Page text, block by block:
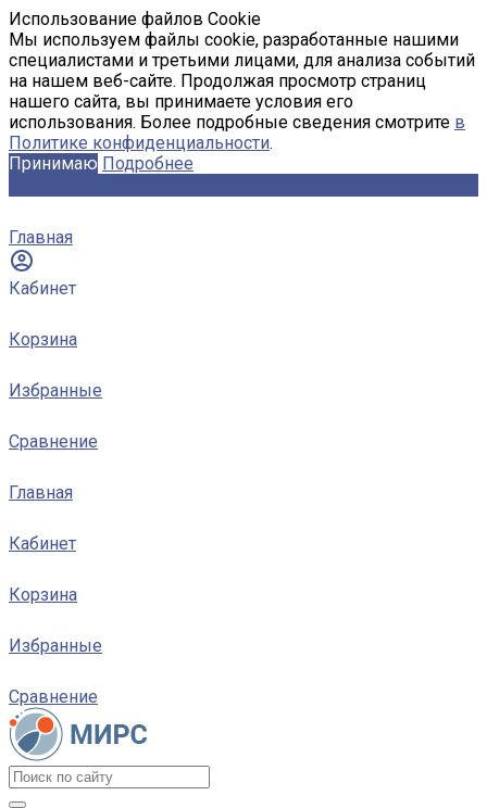
Использование файлов Cookie
Мы используем файлы cookie, разработанные нашими
специалистами и третьими лицами, для анализа событий
на нашем веб-сайте. Продолжая просмотр страниц
нашего сайта, вы принимаете условия его
использования. Более подробные сведения смотрите в
Политике конфиденциальности.
Принимаю Подробнее
Главная
Кабинет
Корзина
Избранные
Сравнение
Главная
Кабинет
Корзина
Избранные
Сравнение